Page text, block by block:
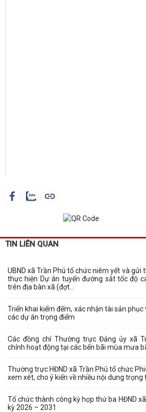
TIN LIÊN QUAN
UBND xã Trần Phú tổ chức niêm yết và gửi
thực hiện Dự án tuyến đường sắt tốc độ
trên địa bàn xã (đợt...
Triển khai kiểm đếm, xác nhận tài sản
các dự án trọng điểm
Các đồng chí Thường trực Đảng ủy xã
chỉnh hoạt động tại các bến bãi mùa mưa
Thường trực HĐND xã Trần Phú tổ chức
xem xét, cho ý kiến về nhiều nội dung trọng
Tổ chức thành công kỳ họp thứ ba HĐND
kỳ 2026 – 2031